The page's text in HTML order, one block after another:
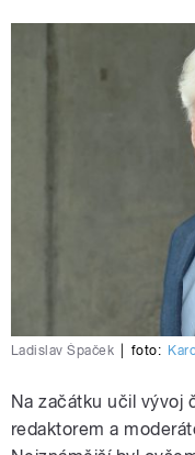
Ladislav Špaček foto:
Na začátku učil vývoj
redaktorem a